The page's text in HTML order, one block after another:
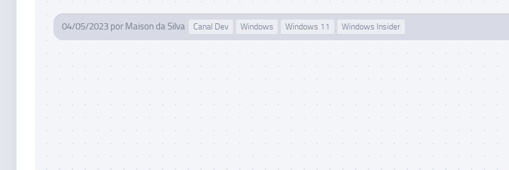
04/05/2023 por Maison da Silva Canal Dev Windows Windows 11 Windows Insider